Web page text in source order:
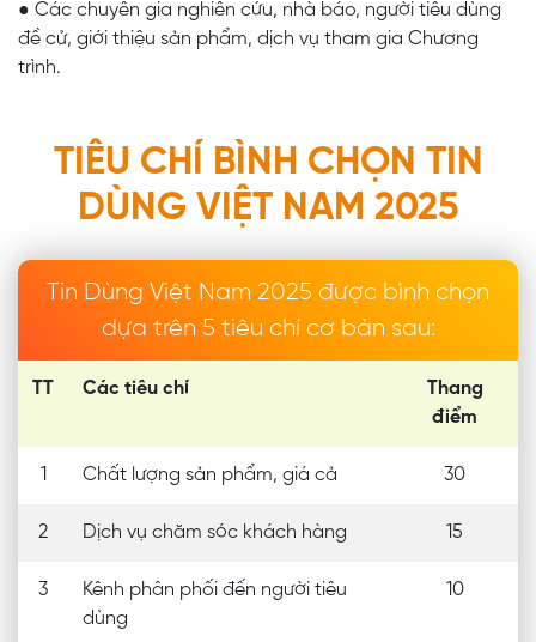
● Các chuyên gia nghiên cứu, nhà báo, người tiêu dùng
đề cử, giới thiệu sản phẩm, dịch vụ tham gia Chương
trình.
TIÊU CHÍ BÌNH CHỌN TIN
DÙNG VIỆT NAM 2025
Tin Dùng Việt Nam 2025 được bình chọn
dựa trên 5 tiêu chí cơ bản sau:
TT Các tiêu chí
Thang
điểm
Chất lượng sản phẩm, giá cả 30
2 Dịch vụ chăm sóc khách hàng 15
3
Kênh phân phối đến người tiêu
dùng
10